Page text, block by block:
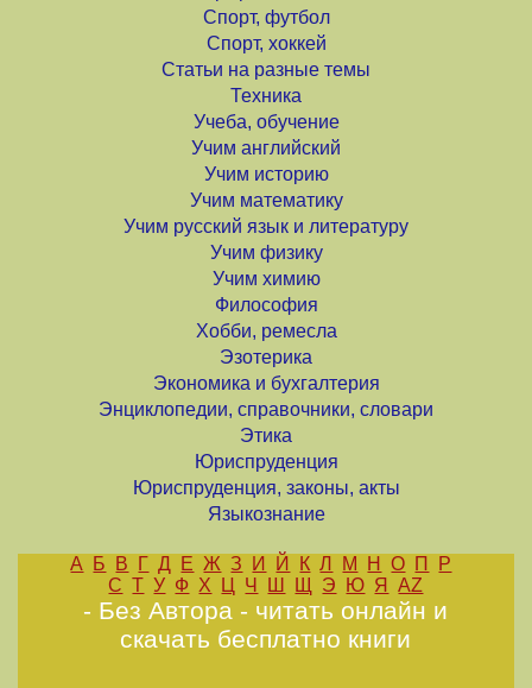
Спорт, футбол
Спорт, хоккей
Статьи на разные темы
Техника
Учеба, обучение
Учим английский
Учим историю
Учим математику
Учим русский язык и литературу
Учим физику
Учим химию
Философия
Хобби, ремесла
Эзотерика
Экономика и бухгалтерия
Энциклопедии, справочники, словари
Этика
Юриспруденция
Юриспруденция, законы, акты
Языкознание
А Б В Г Д Е Ж З И Й К Л М Н О П
Р
С Т У Ф Х Ц Ч Ш Щ Э Ю Я AZ
- Без Автора - читать онлайн и
скачать бесплатно книги